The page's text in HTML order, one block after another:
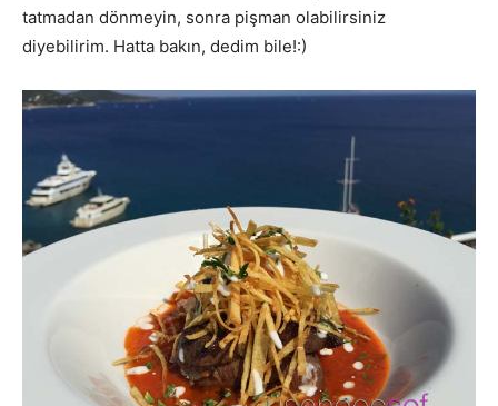
tatmadan dönmeyin, sonra pişman olabilirsiniz
diyebilirim. Hatta bakın, dedim bile!:)